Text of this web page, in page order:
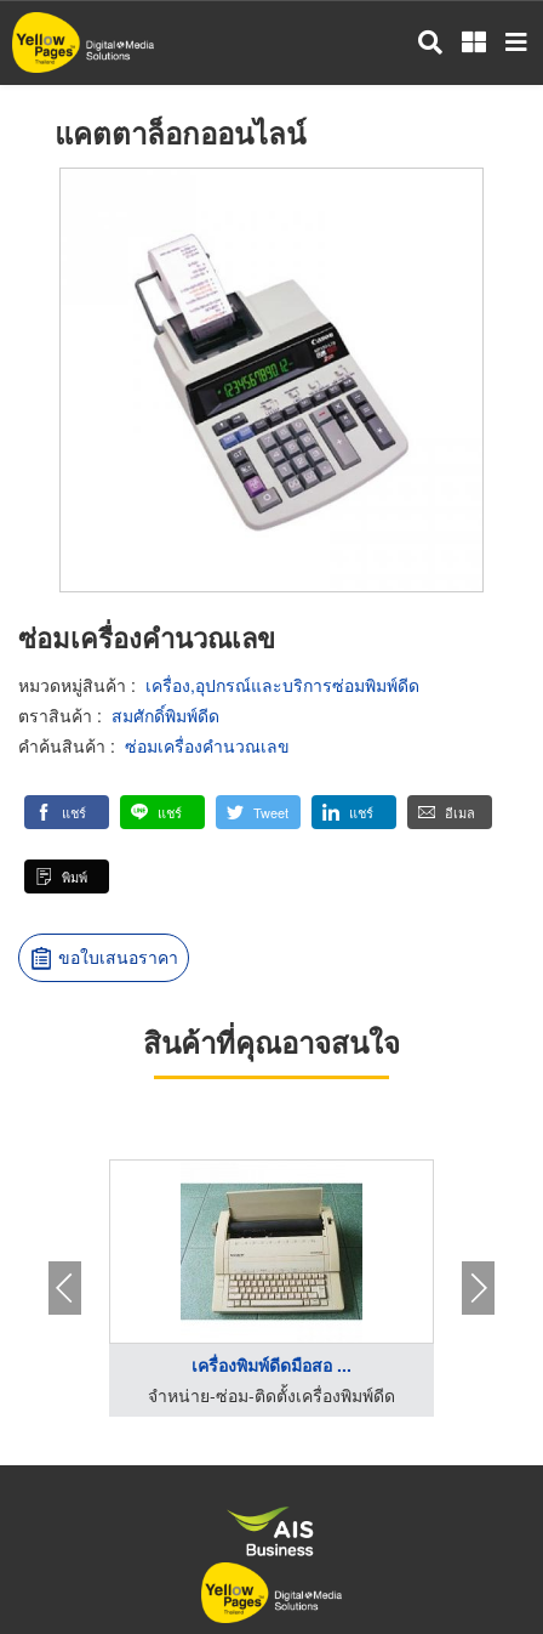
ข้าม
ไป
แคตตาล็อกออนไลน์
ซ่อมเครื่องคำนวณเลข
หมวดหมู่สินค้า : เครื่อง,อุปกรณ์และบริการซ่อมพิมพ์ดีด
ตราสินค้า : สมศักดิ์พิมพ์ดีด
คำค้นสินค้า : ซ่อมเครื่องคำนวณเลข
แชร์ แชร์ Tweet แชร์ อีเมล
พิมพ์
ขอใบเสนอราคา
สินค้าที่คุณอาจสนใจ
เครื่องพิมพ์ดีดมือสอ ...
จำหน่าย-ซ่อม-ติดตั้งเครื่องพิมพ์ดีด